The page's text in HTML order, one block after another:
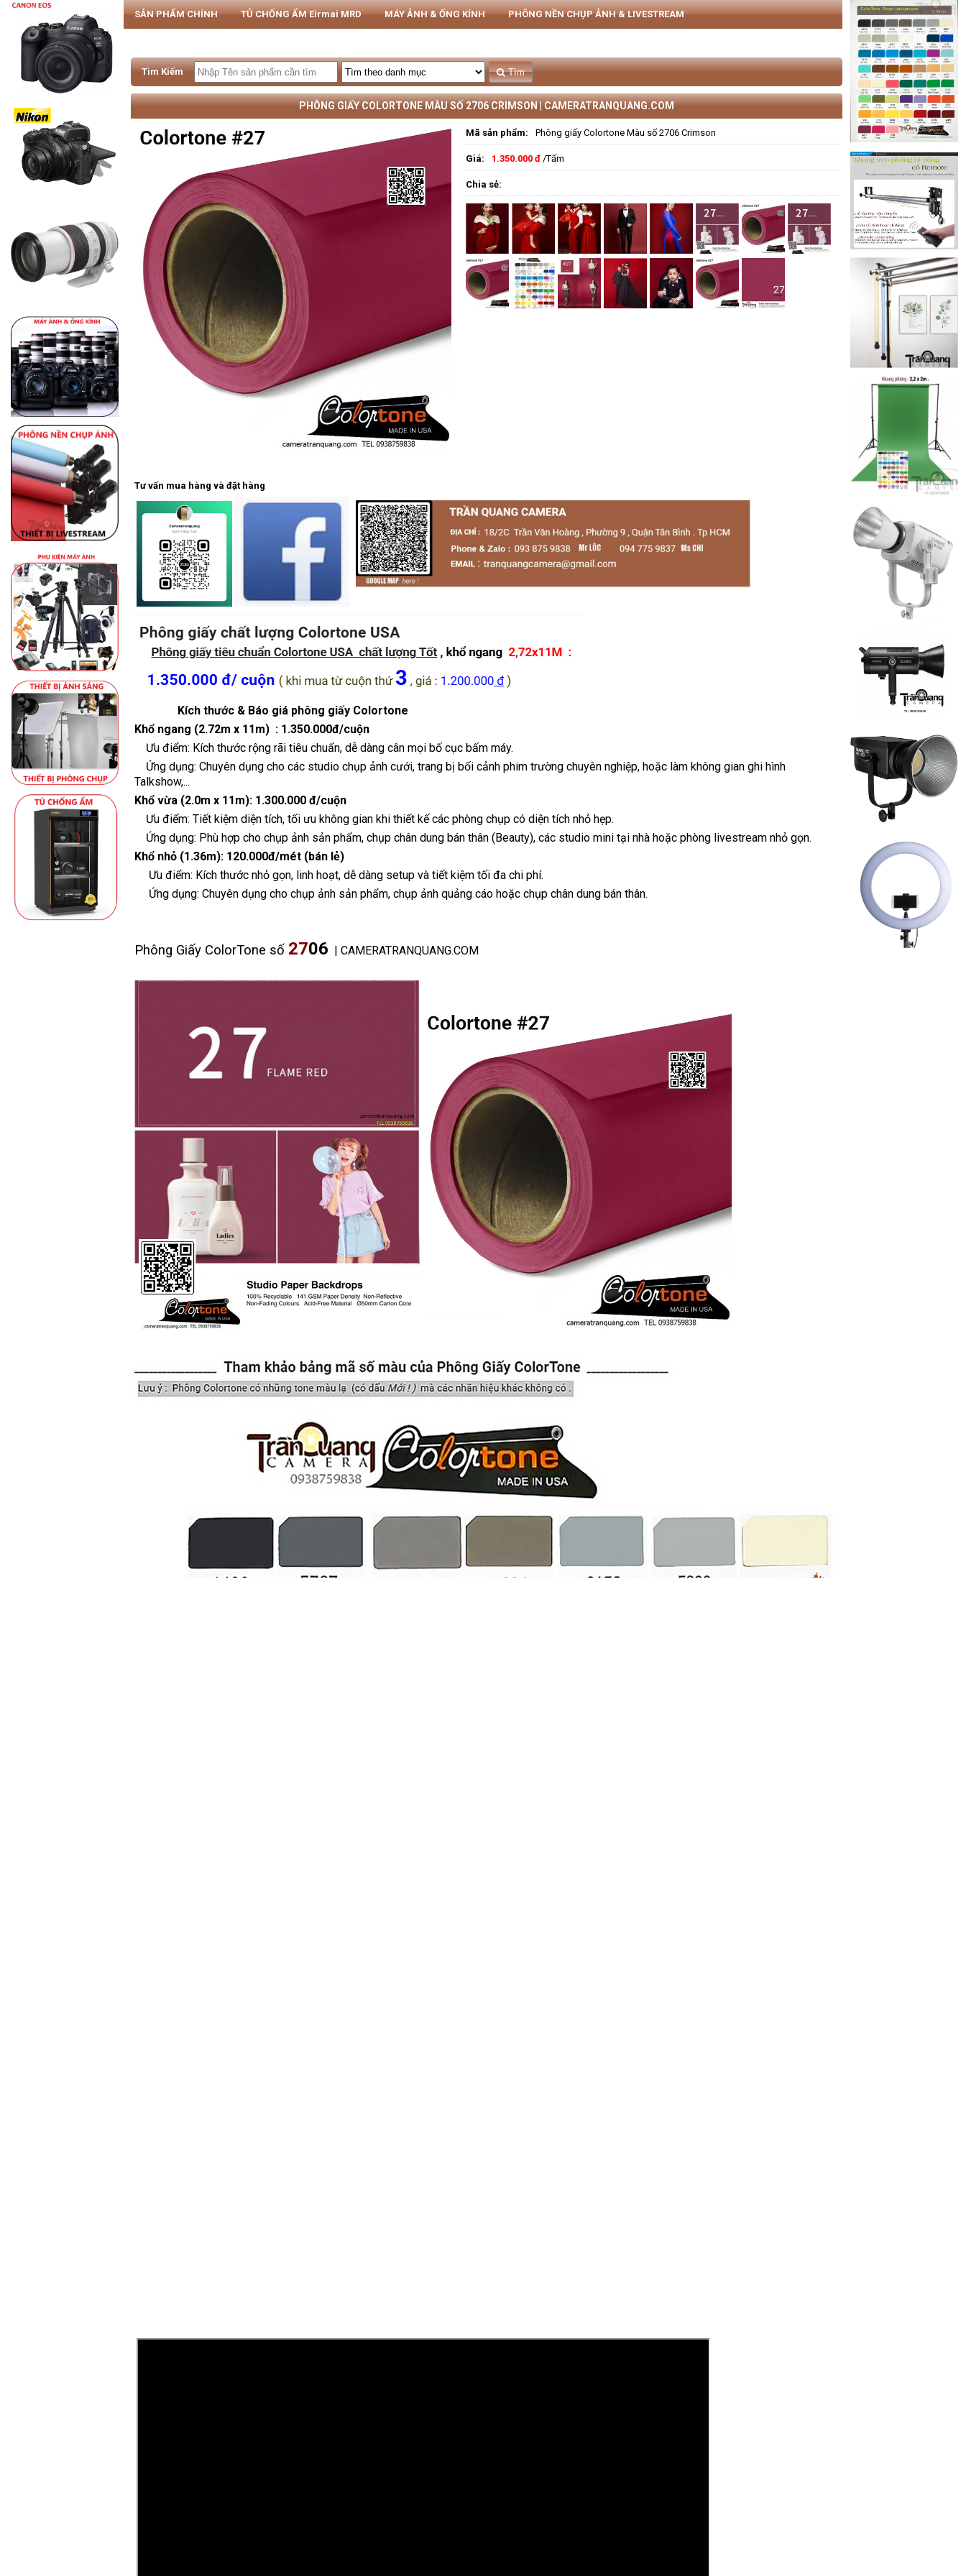
SẢN PHẨM CHÍNH TỦ CHỐNG ẨM Eirmai MRD MÁY ẢNH & ỐNG KÍNH PHÔNG NỀN CHỤP ẢNH & LIVESTREAM
Tìm Kiếm Tìm
PHÔNG GIẤY COLORTONE MÀU SỐ 2706 CRIMSON | CAMERATRANQUANG.COM
Mã sản phẩm: Phông giấy Colortone Màu số 2706 Crimson
Giá: 1.350.000 đ /Tấm
Chia sẻ:
Tư vấn mua hàng và đặt hàng
Kích thước & Báo giá phông giấy Colortone
Khổ ngang (2.72m x 11m) : 1.350.000đ/cuộn
Ưu điểm: Kích thước rộng rãi tiêu chuẩn, dễ dàng cân mọi bố cục bấm máy.
Ứng dụng: Chuyên dụng cho các studio chụp ảnh cưới, trang bị bối cảnh phim trường chuyên nghiệp, hoặc làm không gian ghi hình
Talkshow,...
Khổ vừa (2.0m x 11m): 1.300.000 đ/cuộn
Ưu điểm: Tiết kiệm diện tích, tối ưu không gian khi thiết kế các phòng chụp có diện tích nhỏ hẹp.
Ứng dụng: Phù hợp cho chụp ảnh sản phẩm, chụp chân dung bán thân (Beauty), các studio mini tại nhà hoặc phòng livestream nhỏ gọn.
Khổ nhỏ (1.36m): 120.000đ/mét (bán lẻ)
Ưu điểm: Kích thước nhỏ gọn, linh hoạt, dễ dàng setup và tiết kiệm tối đa chi phí.
Ứng dụng: Chuyên dụng cho chụp ảnh sản phẩm, chụp ảnh quảng cáo hoặc chụp chân dung bán thân.
Phông Giấy ColorTone số 2706 | CAMERATRANQUANG.COM